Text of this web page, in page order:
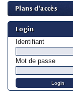
Plans d’accès
Login
Identifiant
Mot de passe